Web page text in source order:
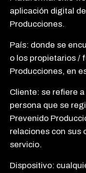
aplicación digital
Producciones.
País: donde se
o los propietarios /
Producciones, en
Cliente: se refiere
persona que se
Prevenido
relaciones con sus
servicio.
Dispositivo: